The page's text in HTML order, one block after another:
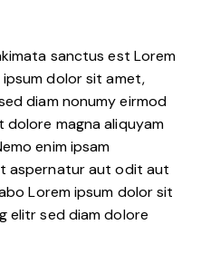
sanctus est Lorem
dolor sit amet,
diam nonumy eirmod
magna aliquyam
enim ipsam
aspernatur aut odit aut
Lorem ipsum dolor sit
elitr sed diam dolore